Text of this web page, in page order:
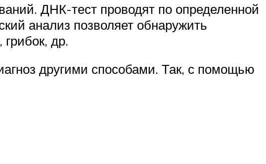
ДНК-тест проводят по определенной
анализ позволяет обнаружить
др.
другими способами. Так, с помощью